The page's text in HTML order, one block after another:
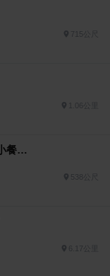
715公尺
Postman 郵差先生 義式臺菜小餐館 義式餐酒館
538公尺